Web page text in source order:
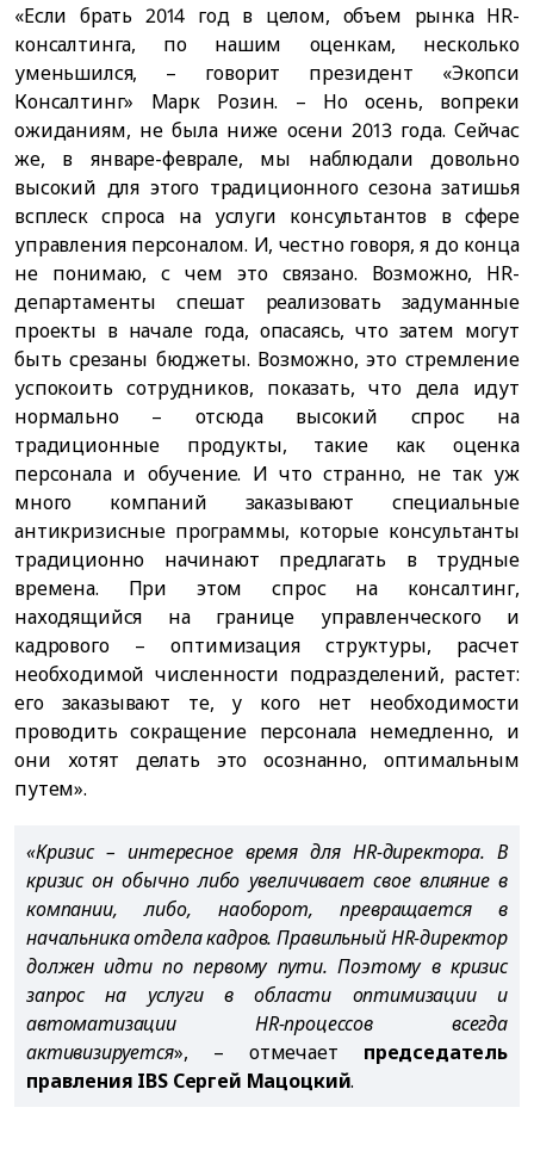
«Если брать 2014 год в целом, объем рынка HR-
консалтинга, по нашим оценкам, несколько
уменьшился, – говорит президент «Экопси
Консалтинг» Марк Розин. – Но осень, вопреки
ожиданиям, не была ниже осени 2013 года. Сейчас
же, в январе-феврале, мы наблюдали довольно
высокий для этого традиционного сезона затишья
всплеск спроса на услуги консультантов в сфере
управления персоналом. И, честно говоря, я до конца
не понимаю, с чем это связано. Возможно, HR-
департаменты спешат реализовать задуманные
проекты в начале года, опасаясь, что затем могут
быть срезаны бюджеты. Возможно, это стремление
успокоить сотрудников, показать, что дела идут
нормально – отсюда высокий спрос на
традиционные продукты, такие как оценка
персонала и обучение. И что странно, не так уж
много компаний заказывают специальные
антикризисные программы, которые консультанты
традиционно начинают предлагать в трудные
времена. При этом спрос на консалтинг,
находящийся на границе управленческого и
кадрового – оптимизация структуры, расчет
необходимой численности подразделений, растет:
его заказывают те, у кого нет необходимости
проводить сокращение персонала немедленно, и
они хотят делать это осознанно, оптимальным
путем».
«Кризис – интересное время для HR-директора. В
кризис он обычно либо увеличивает свое влияние в
компании, либо, наоборот, превращается в
начальника отдела кадров. Правильный HR-директор
должен идти по первому пути. Поэтому в кризис
запрос на услуги в области оптимизации и
автоматизации HR-процессов всегда
активизируется», – отмечает председатель
правления IBS Сергей Мацоцкий.